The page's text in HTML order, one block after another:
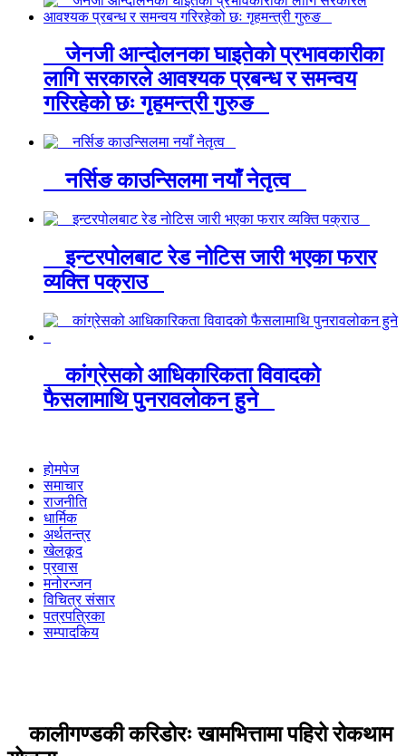
जेनजी आन्दोलनका घाइतेको प्रभावकारीका
लागि सरकारले आवश्यक प्रबन्ध र समन्वय
गरिरहेको छः गृहमन्त्री गुरुङ
नर्सिङ काउन्सिलमा नयाँ नेतृत्व
इन्टरपोलबाट रेड नोटिस जारी भएका फरार
व्यक्ति पक्राउ
कांग्रेसको आधिकारिकता विवादको
फैसलामाथि पुनरावलोकन हुने
होमपेज
समाचार
राजनीति
धार्मिक
अर्थतन्त्र
खेलकूद
प्रवास
मनोरन्जन
विचित्र संसार
पत्रपत्रिका
सम्पादकिय
कालीगण्डकी करिडोरः खामभित्तामा पहिरो रोकथाम